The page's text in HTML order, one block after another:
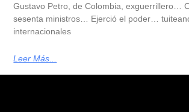
Gustavo Petro, de Colombia, exguerrillero…
sesenta ministros… Ejerció el poder…
internacionales
Leer Más...